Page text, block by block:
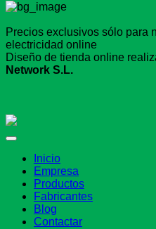
Precios exclusivos sólo para
electricidad online
Diseño de tienda online
Network S.L.
Inicio
Empresa
Productos
Fabricantes
Blog
Contactar